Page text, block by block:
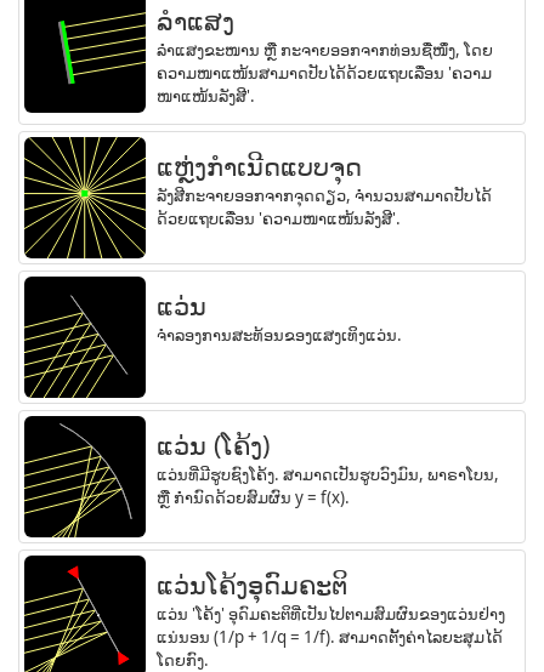
ລຳແສງ
ລຳແສງຂະໜານ ຫຼື ກະຈາຍອອກຈາກທ່ອນຊື່ໜຶ່ງ, ໂດຍ
ຄວາມໜາແໜ້ນສາມາດປັບໄດ້ດ້ວຍແຖບເລື່ອນ 'ຄວາມ
ໜາແໜ້ນລັງສີ'.
ແຫຼ່ງກຳເນີດແບບຈຸດ
ລັງສີກະຈາຍອອກຈາກຈຸດດຽວ, ຈຳນວນສາມາດປັບໄດ້
ດ້ວຍແຖບເລື່ອນ 'ຄວາມໜາແໜ້ນລັງສີ'.
ແວ່ນ
ຈຳລອງການສະທ້ອນຂອງແສງເທິງແວ່ນ.
ແວ່ນ (ໂຄ້ງ)
ແວ່ນທີ່ມີຮູບຊົງໂຄ້ງ. ສາມາດເປັນຮູບວົງມົນ, ພາຣາໂບນ,
ຫຼື ກຳນົດດ້ວຍສົມຜົນ y = f(x).
ແວ່ນໂຄ້ງອຸດົມຄະຕິ
ແວ່ນ 'ໂຄ້ງ' ອຸດົມຄະຕິທີ່ເປັນໄປຕາມສົມຜົນຂອງແວ່ນຢ່າງ
ແນ່ນອນ (1/p + 1/q = 1/f). ສາມາດຕັ້ງຄ່າໄລຍະສຸມໄດ້
ໂດຍກົງ.